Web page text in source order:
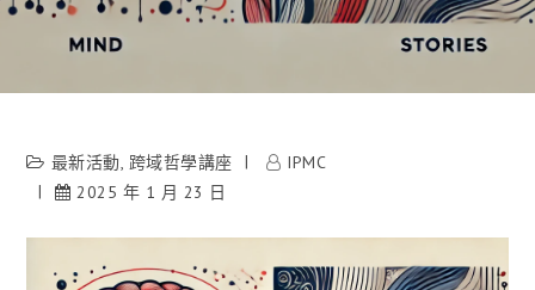
最新活動, 跨域哲學講座
IPMC
2025 年 1 月 23 日